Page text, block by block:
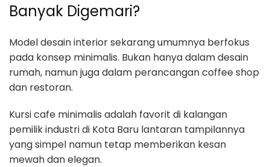
Banyak Digemari?
Model desain interior sekarang umumnya berfokus
pada konsep minimalis. Bukan hanya dalam desain
rumah, namun juga dalam perancangan coffee shop
dan restoran.
Kursi cafe minimalis adalah favorit di kalangan
pemilik industri di Kota Baru lantaran tampilannya
yang simpel namun tetap memberikan kesan
mewah dan elegan.